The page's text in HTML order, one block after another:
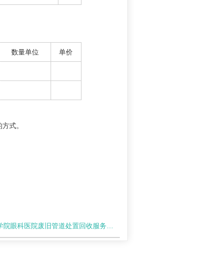
数量单位 单价
式。
医院废旧管道处置回收服务项目比选结果公示